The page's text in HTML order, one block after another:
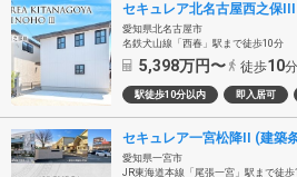
セキュレア北名古屋西之保
愛知県北名古屋市
名鉄犬山線「西春」駅まで徒歩10分
5,398万円〜 徒歩10分
駅徒歩10分以内 即入居可
セキュレア一宮松降II (建築
愛知県一宮市
JR東海道本線「尾張一宮」駅まで徒歩